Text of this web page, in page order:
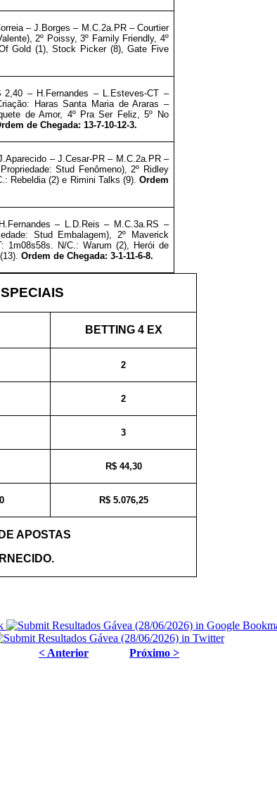
– J.Borges – M.C.2a.PR – Courtier
, 2º Poissy,3º Family Friendly, 4º
Gold (1), Stock Picker (8), Gate Five
2,40 – H.Fernandes – L.Esteves-CT –
Haras Santa Maria de Araras –
de Amor, 4º Pra Ser Feliz, 5º No
de Chegada: 13-7-10-12-3.
– J.Cesar-PR – M.C.2a.PR –
Stud Fenômeno), 2º Ridley
Rebeldia (2) e Rimini Talks (9). Ordem
– L.D.Reis – M.C.3a.RS –
Stud Embalagem), 2º Maverick
1m08s58s.
N/C.: Warum (2), Herói de
(13).Ordem de Chegada: 3-1-11-6-8.
BETTING 4 EX
2
2
3
R$ 44,30
R$ 5.076,25
APOSTAS
< Anterior Próximo >